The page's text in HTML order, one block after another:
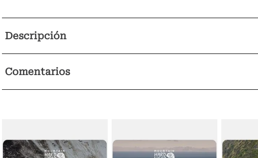
Descripción
Comentarios